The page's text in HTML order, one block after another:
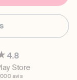
4.8
Store
avis